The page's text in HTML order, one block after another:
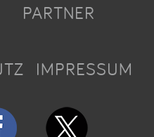
PARTNER
IMPRESSUM